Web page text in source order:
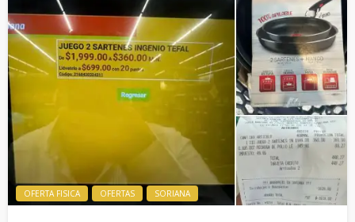
OFERTA FISICA OFERTAS SORIANA